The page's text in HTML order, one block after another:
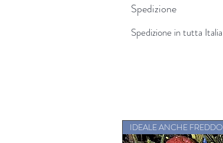
Spedizione
Spedizione in tutta Italia
IDEALE ANCHE FREDDO